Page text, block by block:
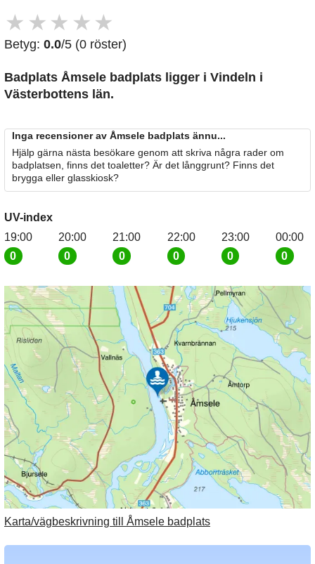
★ ★ ★ ★ ★
Betyg: 0.0/5 (0 röster)
Badplats Åmsele badplats ligger i Vindeln i
Västerbottens län.
Inga recensioner av Åmsele badplats ännu...
Hjälp gärna nästa besökare genom att skriva några rader om
badplatsen, finns det toaletter? Är det långgrunt? Finns det
brygga eller glasskiosk?
UV-index
19:00
0
20:00
0
21:00
0
22:00
0
23:00
0
00:00
0
Karta/vägbeskrivning till Åmsele badplats